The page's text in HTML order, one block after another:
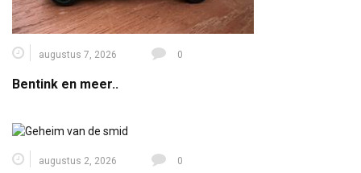
augustus 7, 2026 0
Bentink en meer..
augustus 2, 2026 0